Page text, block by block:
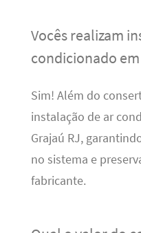
Vocês realizam
condicionado em
Sim! Além do
instalação de ar
Grajaú RJ,
no sistema e
fabricante.